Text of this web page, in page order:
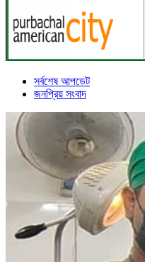
সর্বশেষ আপডেট
জনপ্রিয় সংবাদ